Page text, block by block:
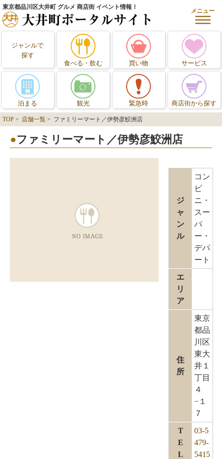
東京都品川区大井町 グルメ 商店街 イベント情報！
メニュー
ジャンルで
探す
食べる・飲む
買い物 サービス
泊まる 観光 緊急時 商店街から探す
TOP > 店舗一覧 > ファミリーマート／伊勢彦鮫洲店
ファミリーマート／伊勢彦鮫洲店
ジ
ャ
ン
ル
コン
ビ
ニ・
スー
パ
ー・
デパ
ート
エ
リ
ア
住
所
東京
都品
川区
東大
井１
丁目
４
−１
７
T
E
L
03-5
479-
5415